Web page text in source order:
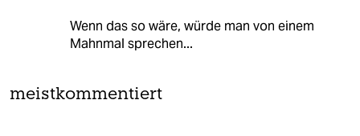
Wenn das so wäre, würde man von einem
Mahnmal sprechen...
meistkommentiert